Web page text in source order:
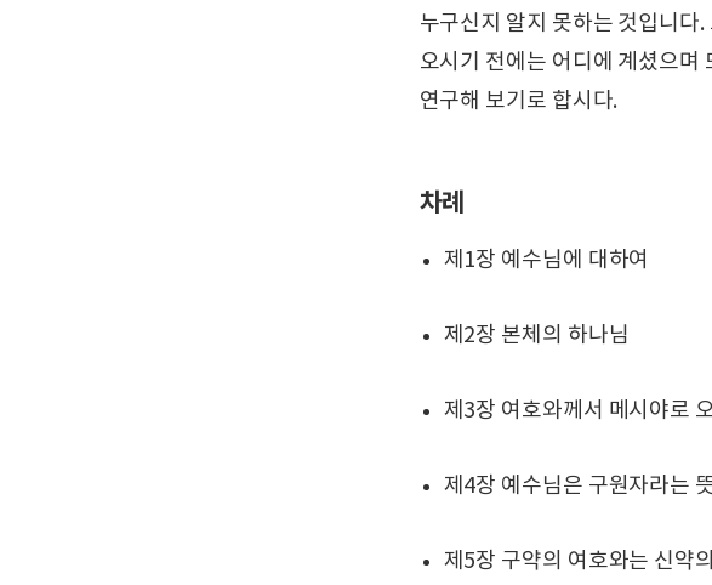
누구신지 알지 못하는 것입니다
오시기 전에는 어디에 계셨으며
연구해 보기로 합시다.
차례
제1장 예수님에 대하여
제2장 본체의 하나님
제3장 여호와께서 메시야로
제4장 예수님은 구원자라는
제5장 구약의 여호와는 신약